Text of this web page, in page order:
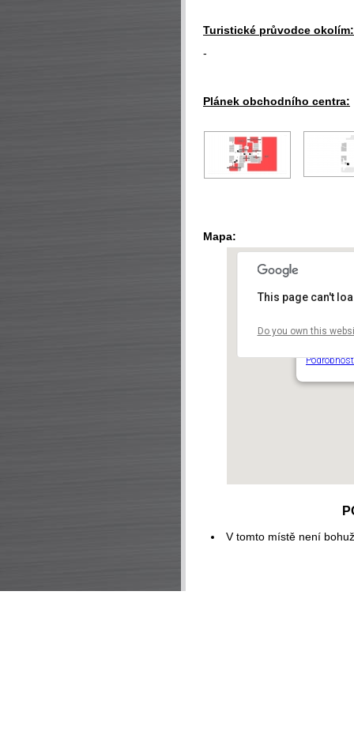
Turistické průvodce okolím:
-
Plánek obchodního centra:
Mapa:
OC
This page can't
Do you own this
V tomto místě není